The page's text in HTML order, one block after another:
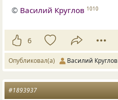
© Василий Круглов 1010
6
Опубликовал(а) Василий Круглов
#1893937